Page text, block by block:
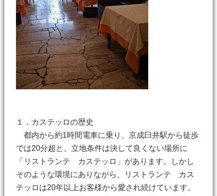
１．カステッロの歴史
都内から約1時間電車に乗り、京成臼井駅から徒歩
では20分超と、立地条件は決して良くない場所に
「リストランテ カステッロ」があります。しかし
そのような環境にありながら、リストランテ カス
テッロは20年以上お客様から愛され続けています。